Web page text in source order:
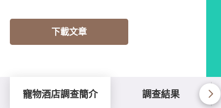
下載文章
寵物酒店調查簡介 調查結果